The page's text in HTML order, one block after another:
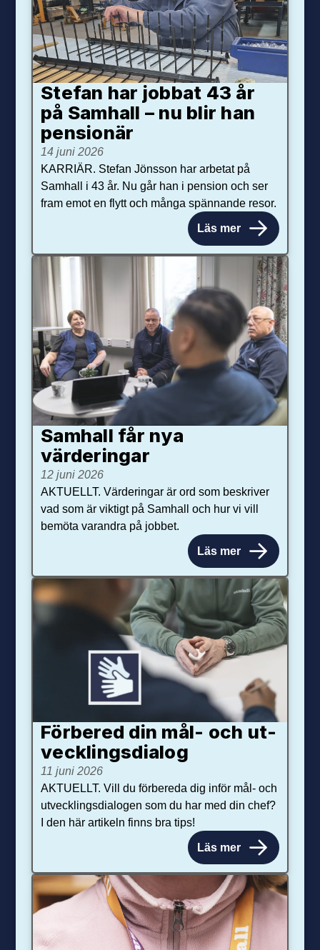
Stefan har jobbat 43 år
på Samhall – nu blir han
pensionär
14 juni 2026
KARRIÄR. Stefan Jönsson har arbetat på
Samhall i 43 år. Nu går han i pension och ser
fram emot en flytt och många spännande resor.
Läs mer
Samhall får nya
värdering­ar
12 juni 2026
AKTUELLT. Värderingar är ord som beskriver
vad som är viktigt på Samhall och hur vi vill
bemöta varandra på jobbet.
Läs mer
Förbered din mål- och ut­
veck­lings­dialog
11 juni 2026
AKTUELLT. Vill du förbereda dig inför mål- och
utvecklingsdialogen som du har med din chef?
I den här artikeln finns bra tips!
Läs mer